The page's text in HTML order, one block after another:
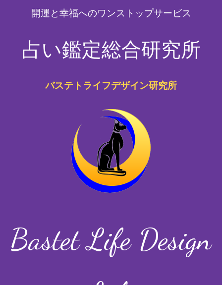
開運と幸福へのワンストップサービス
占い鑑定総合研究所
バステトライフデザイン研究所
Bastet Life Design